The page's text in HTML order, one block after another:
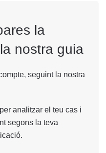
la
nostra guia
seguint la nostra
analitzar el teu cas i
segons la teva